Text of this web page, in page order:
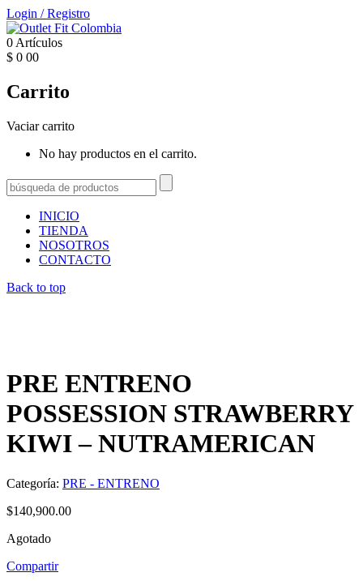
Login /Registro
0 Artículos
$ 0 00
Carrito
Vaciar carrito
No hay productos en el carrito.
INICIO
TIENDA
NOSOTROS
CONTACTO
Back to top
PRE ENTRENO
POSSESSION STRAWBERRY
KIWI – NUTRAMERICAN
Categoría: PRE - ENTRENO
$140,900.00
Agotado
Compartir